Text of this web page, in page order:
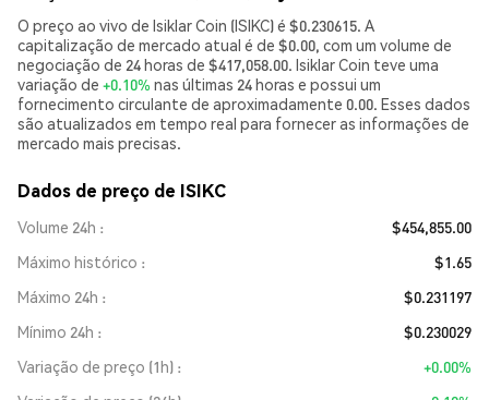
O preço ao vivo de Isiklar Coin (ISIKC) é $0.230615. A
capitalização de mercado atual é de $0.00, com um volume de
negociação de 24 horas de $417,058.00. Isiklar Coin teve uma
variação de +0.10% nas últimas 24 horas e possui um
fornecimento circulante de aproximadamente 0.00. Esses dados
são atualizados em tempo real para fornecer as informações de
mercado mais precisas.
Dados de preço de ISIKC
Volume 24h
$454,855.00
Máximo histórico
$1.65
Máximo 24h
$0.231197
Mínimo 24h
$0.230029
Variação de preço (1h)
+0.00%